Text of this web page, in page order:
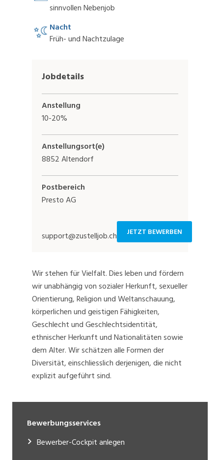
sinnvollen Nebenjob
Nacht
Früh- und Nachtzulage
Jobdetails
Anstellung
10-20%
Anstellungsort(e)
8852 Altendorf
Postbereich
Presto AG
support@zustelljob.ch JETZT BEWERBEN
Wir stehen für Vielfalt. Dies leben und fördern
wir unabhängig von sozialer Herkunft, sexueller
Orientierung, Religion und Weltanschauung,
körperlichen und geistigen Fähigkeiten,
Geschlecht und Geschlechtsidentität,
ethnischer Herkunft und Nationalitäten sowie
dem Alter. Wir schätzen alle Formen der
Diversität, einschliesslich derjenigen, die nicht
explizit aufgeführt sind.
Bewerbungsservices
Bewerber-Cockpit anlegen